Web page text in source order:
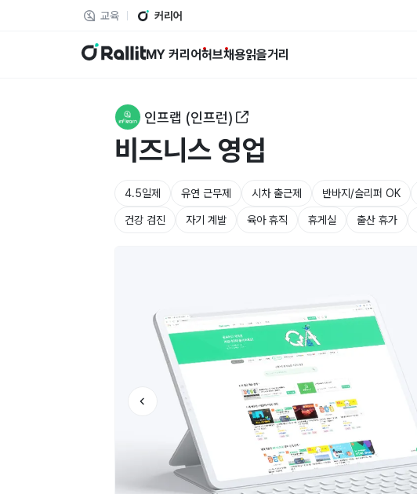
교육 커리어
랠릿 MY 커리어허브채용읽을거리
인프랩 (인프런)
비즈니스 영업
4.5일제 유연 근무제 시차 출근제 반바지/슬리퍼 OK
건강 검진 자기 계발 육아 휴직 휴게실 출산 휴가